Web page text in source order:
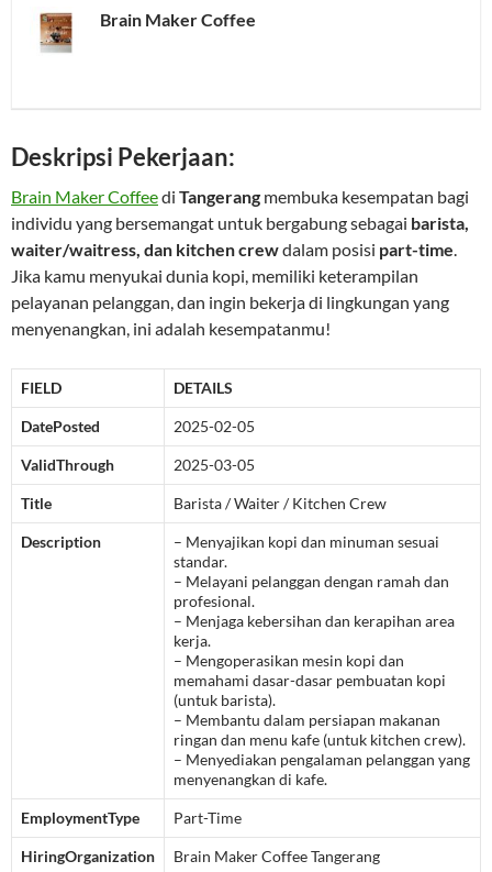
Brain Maker Coffee
Deskripsi Pekerjaan:
Brain Maker Coffeedi Tangerang membuka kesempatan bagi
individu yang bersemangat untuk bergabung sebagai barista,
waiter/waitress, dan kitchen crewdalam posisi part-time.
Jika kamu menyukai dunia kopi, memiliki keterampilan
pelayanan pelanggan, dan ingin bekerja di lingkungan yang
menyenangkan, ini adalah kesempatanmu!
FIELD DETAILS
DatePosted 2025-02-05
ValidThrough 2025-03-05
Title Barista / Waiter / Kitchen Crew
Description
– Menyajikan kopi dan minuman sesuai
standar.
– Melayani pelanggan dengan ramah dan
profesional.
– Menjaga kebersihan dan kerapihan area
kerja.
– Mengoperasikan mesin kopi dan
memahami dasar-dasar pembuatan kopi
(untuk barista).
– Membantu dalam persiapan makanan
ringan dan menu kafe (untuk kitchen crew).
– Menyediakan pengalaman pelanggan yang
menyenangkan di kafe.
EmploymentType Part-Time
HiringOrganization Brain Maker Coffee Tangerang